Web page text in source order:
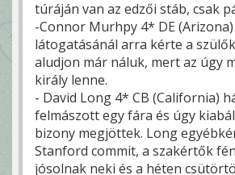
túráján van az edzői stáb, csak
-Connor Murhpy 4* DE
látogatásánál arra kérte a
aludjon már náluk, mert az úgy
király lenne.
- David Long 4* CB (California)
felmászott egy fára és úgy
bizony megjöttek. Long
Stanford commit, a szakértők
jósolnak neki és a héten